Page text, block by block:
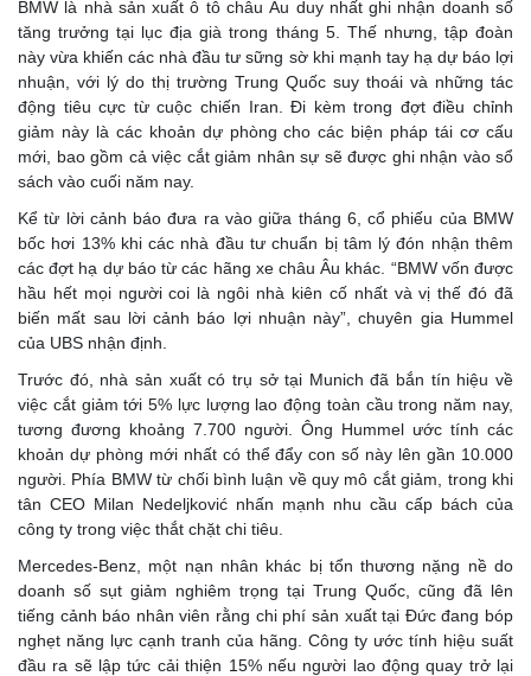
BMW là nhà sản xuất ô tô châu Âu duy nhất ghi nhận doanh số
tăng trưởng tại lục địa già trong tháng 5. Thế nhưng, tập đoàn
này vừa khiến các nhà đầu tư sững sờ khi mạnh tay hạ dự báo lợi
nhuận, với lý do thị trường Trung Quốc suy thoái và những tác
động tiêu cực từ cuộc chiến Iran. Đi kèm trong đợt điều chỉnh
giảm này là các khoản dự phòng cho các biện pháp tái cơ cấu
mới, bao gồm cả việc cắt giảm nhân sự sẽ được ghi nhận vào sổ
sách vào cuối năm nay.
Kể từ lời cảnh báo đưa ra vào giữa tháng 6, cổ phiếu của BMW
bốc hơi 13% khi các nhà đầu tư chuẩn bị tâm lý đón nhận thêm
các đợt hạ dự báo từ các hãng xe châu Âu khác. “BMW vốn được
hầu hết mọi người coi là ngôi nhà kiên cố nhất và vị thế đó đã
biến mất sau lời cảnh báo lợi nhuận này”, chuyên gia Hummel
của UBS nhận định.
Trước đó, nhà sản xuất có trụ sở tại Munich đã bắn tín hiệu về
việc cắt giảm tới 5% lực lượng lao động toàn cầu trong năm nay,
tương đương khoảng 7.700 người. Ông Hummel ước tính các
khoản dự phòng mới nhất có thể đẩy con số này lên gần 10.000
người. Phía BMW từ chối bình luận về quy mô cắt giảm, trong khi
tân CEO Milan Nedeljković nhấn mạnh nhu cầu cấp bách của
công ty trong việc thắt chặt chi tiêu.
Mercedes-Benz, một nạn nhân khác bị tổn thương nặng nề do
doanh số sụt giảm nghiêm trọng tại Trung Quốc, cũng đã lên
tiếng cảnh báo nhân viên rằng chi phí sản xuất tại Đức đang bóp
nghẹt năng lực cạnh tranh của hãng. Công ty ước tính hiệu suất
đầu ra sẽ lập tức cải thiện 15% nếu người lao động quay trở lại